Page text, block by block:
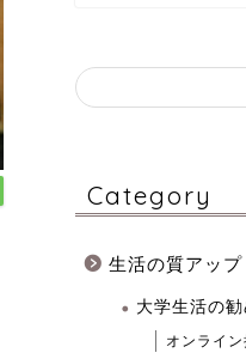
Category
生活の質アップ
大学生活の勧
オンライ